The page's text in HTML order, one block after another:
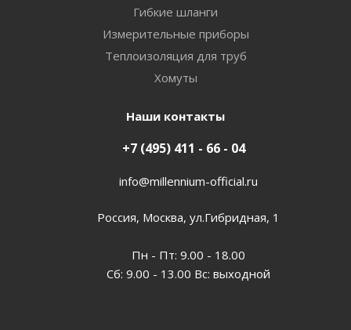
Гибкие шланги
Измерительные приборы
Теплоизоляция для труб
Хомуты
Наши контакты
+7 (495) 411 - 66 - 04
info@millennium-official.ru
Россия, Москва, ул.Гибридная, 1
Пн - Пт: 9.00 - 18.00
Сб: 9.00 - 13.00 Вс: выходной